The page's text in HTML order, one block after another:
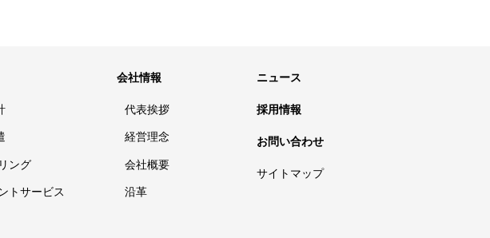
ング
トサービス
会社情報
代表挨拶
経営理念
会社概要
沿革
ニュース
採用情報
お問い合わせ
サイトマップ